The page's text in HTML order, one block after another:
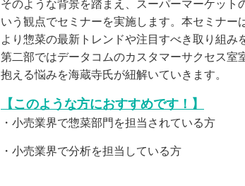
そのような背景を踏まえ、スーパーマーケッ
いう観点でセミナーを実施します。本セミナ
より惣菜の最新トレンドや注目すべき取り組み
第二部ではデータコムのカスタマーサクセス
抱える悩みを海蔵寺氏が紐解いていきます。
【このような方におすすめです！】
・小売業界で惣菜部門を担当されている方
・小売業界で分析を担当している方